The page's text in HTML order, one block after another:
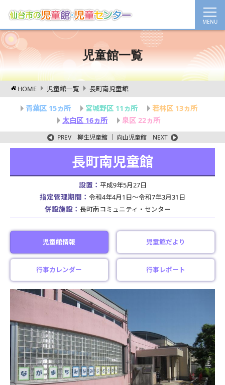
児童館一覧
HOME 児童館一覧 長町南児童館
青葉区 15ヵ所 宮城野区 11ヵ所
若林区 13ヵ所
太白区 16ヵ所
泉区 22ヵ所
PREV 柳生児童館 向山児童館 NEXT
長町南児童館
設置： 平成9年5月27日
指定管理期間： 令和4年4月1日～令和7年3月31日
併設施設： 長町南コミュニティ・センター
児童館情報 児童館だより
行事カレンダー 行事レポート